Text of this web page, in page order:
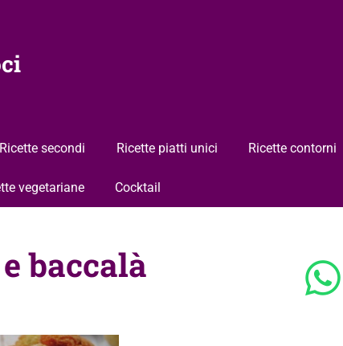
Ricette secondi Ricette piatti unici Ricette contorni
vegetariane Cocktail
baccalà